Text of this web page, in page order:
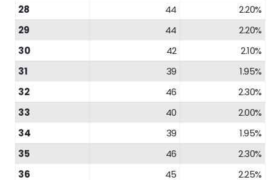
28
44
2.20%
29
44
2.20%
30
42
2.10%
31
39
1.95%
32
46
2.30%
33
40
2.00%
34
39
1.95%
35
46
2.30%
36
45
2.25%